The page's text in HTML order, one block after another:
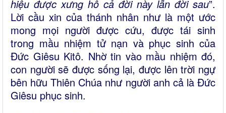
hiệu được xưng hô cả đời này lẫn đời sau”.
Lời cầu xin của thánh nhân như là một ước
mong mọi người được cứu, được tái sinh
trong mầu nhiệm tử nạn và phục sinh của
Đức Giêsu Kitô. Nhờ tin vào mầu nhiệm đó,
con người sẽ được sống lại, được lên trời ngự
bên hữu Thiên Chúa như người anh cả là Đức
Giêsu phục sinh.